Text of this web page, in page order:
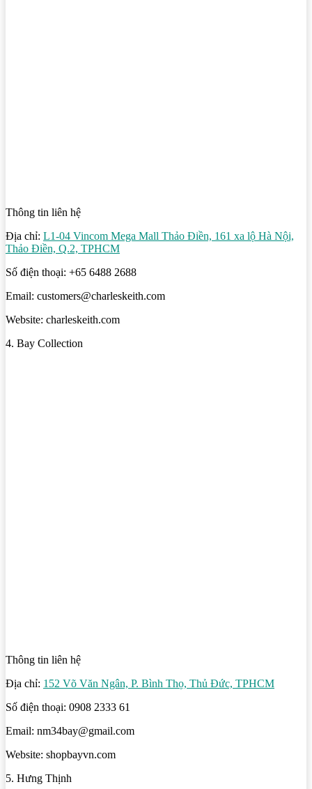
Thông tin liên hệ
Địa chỉ: L1-04 Vincom Mega Mall Thảo Điền, 161 xa lộ Hà Nội,
Thảo Điền, Q.2, TPHCM
Số điện thoại: +65 6488 2688
Email: customers@charleskeith.com
Website: charleskeith.com
4. Bay Collection
Thông tin liên hệ
Địa chỉ: 152 Võ Văn Ngân, P. Bình Thọ, Thủ Đức, TPHCM
Số điện thoại: 0908 2333 61
Email: nm34bay@gmail.com
Website: shopbayvn.com
5. Hưng Thịnh